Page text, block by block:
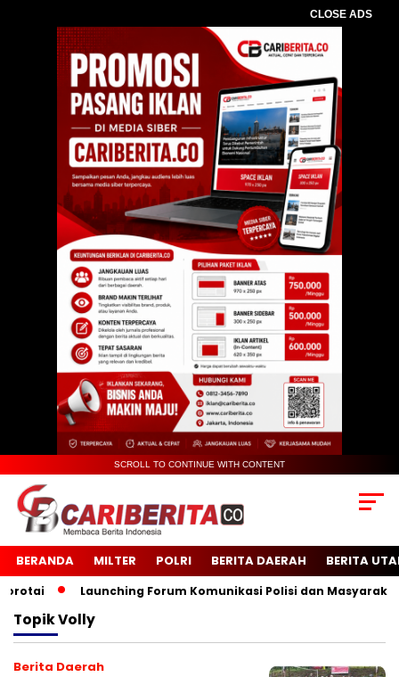
CLOSE ADS
SCROLL TO CONTINUE WITH CONTENT
BERANDA MILTER POLRI BERITA DAERAH BERITA
Launching Forum Komunikasi Polisi dan Masyarakat
TopikVolly
Berita Daerah